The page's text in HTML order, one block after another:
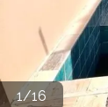
1/16